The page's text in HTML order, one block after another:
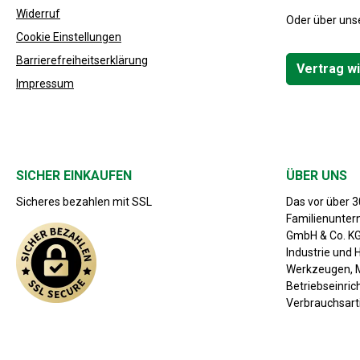
Widerruf
Cookie Einstellungen
Barrierefreiheitserklärung
Impressum
Oder über
Vertrag
SICHER EINKAUFEN
Sicheres bezahlen mit SSL
ÜBER UNS
Das vor über
GmbH & Co.
Industrie und
Werkzeugen,